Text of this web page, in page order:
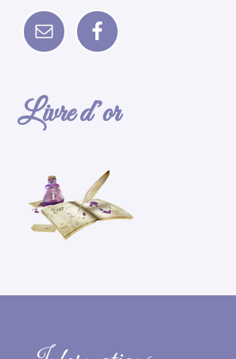
Livre d’or